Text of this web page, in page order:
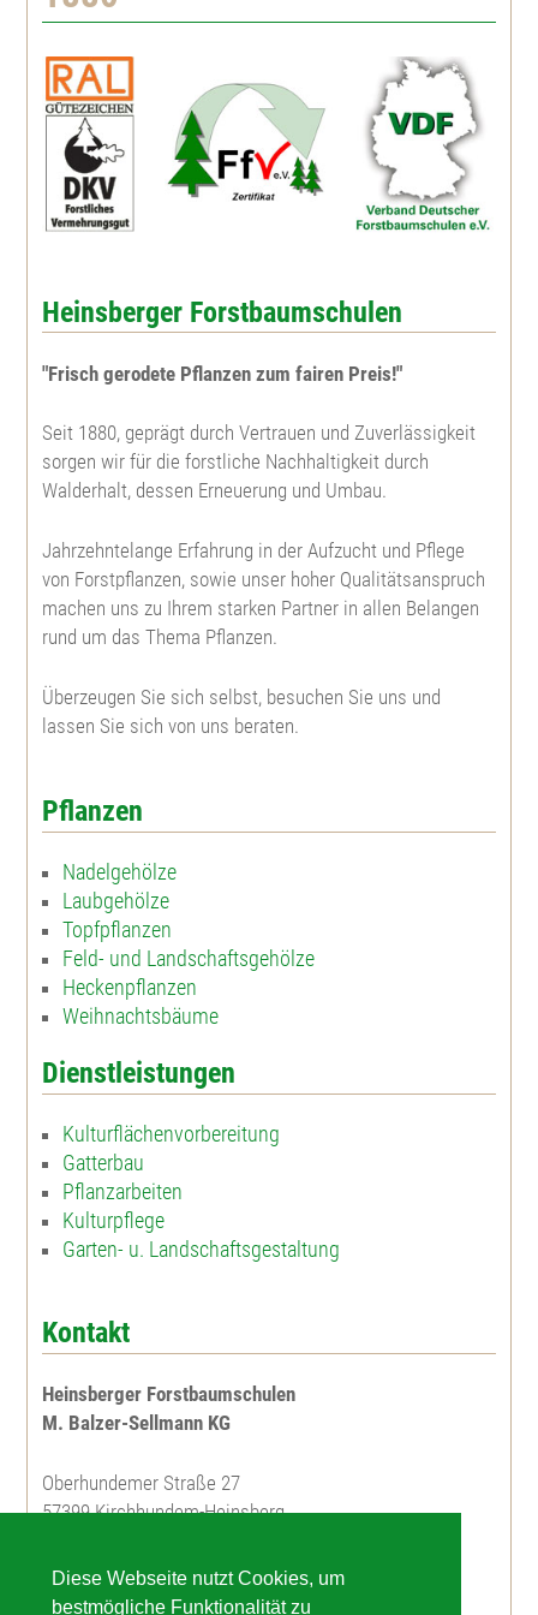
Diese Webseite nutzt Cookies, um
bestmögliche Funktionalität zu
Kiefer
Weymouthskiefer
Mammutbaum
Eibe
Lebensbaum
Westamerik. Tsuga
Sommerlinde
Feldulme
Nutzholzpappel
Aspe, Zitterpappel
Edelkastanie
Schlehe
Wildbirne
Johannibeere
Hundsrose
Büschelrose
Blaue Hechtrose
Bibernellrose
Böschungsrose
Ohrweide
Salweide
Aschweide
Purpurweide
Korbweide
Holunder
Sorbus domestica
Sorbus intermedia
Sorbus torminalis
Heinsberger Forstbaumschulen
"Frisch gerodete Pflanzen zum fairen Preis!"
Seit 1880, geprägt durch Vertrauen und Zuverlässigkeit
sorgen wir für die forstliche Nachhaltigkeit durch
Walderhalt, dessen Erneuerung und Umbau.
Jahrzehntelange Erfahrung in der Aufzucht und Pflege
von Forstpflanzen, sowie unser hoher Qualitätsanspruch
machen uns zu Ihrem starken Partner in allen Belangen
rund um das Thema Pflanzen.
Überzeugen Sie sich selbst, besuchen Sie uns und
lassen Sie sich von uns beraten.
Pflanzen
Nadelgehölze
Laubgehölze
Topfpflanzen
Feld- und Landschaftsgehölze
Heckenpflanzen
Weihnachtsbäume
Dienstleistungen
Kulturflächenvorbereitung
Gatterbau
Pflanzarbeiten
Kulturpflege
Garten- u. Landschaftsgestaltung
Kontakt
Heinsberger Forstbaumschulen
M. Balzer-Sellmann KG
Oberhundemer Straße 27
57399 Kirchhundem-Heinsberg
Telefon: 02723 / 7673
Telefax: 02723 / 7675